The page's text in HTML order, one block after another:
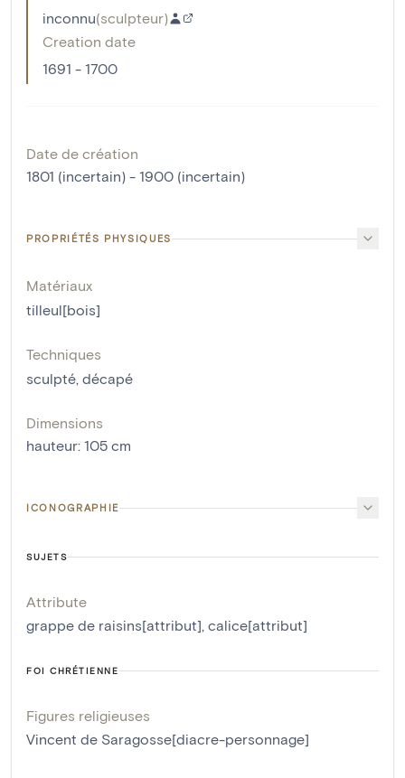
inconnu(sculpteur)
Creation date
1691 - 1700
Date de création
1801 (incertain) - 1900 (incertain)
PROPRIÉTÉS PHYSIQUES
Matériaux
tilleul[bois]
Techniques
sculpté, décapé
Dimensions
hauteur: 105 cm
ICONOGRAPHIE
SUJETS
Attribute
grappe de raisins[attribut], calice[attribut]
FOI CHRÉTIENNE
Figures religieuses
Vincent de Saragosse[diacre-personnage]